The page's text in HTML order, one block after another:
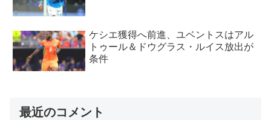
ケシエ獲得へ前進、ユベントスはアル
トゥール＆ドウグラス・ルイス放出が
条件
最近のコメント